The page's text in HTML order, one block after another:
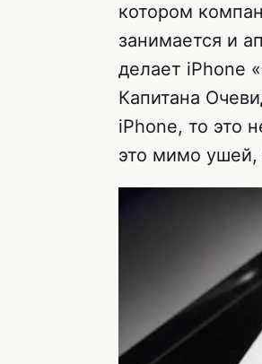
котором
занимается и
делает iPhone
Капитана
iPhone, то это
это мимо ушей,